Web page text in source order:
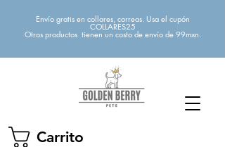
Carrito
Envío gratis en collares, correas. Usa el cupón
COLLARES25
Otros productos tienen un costo de envío de 99mxn.